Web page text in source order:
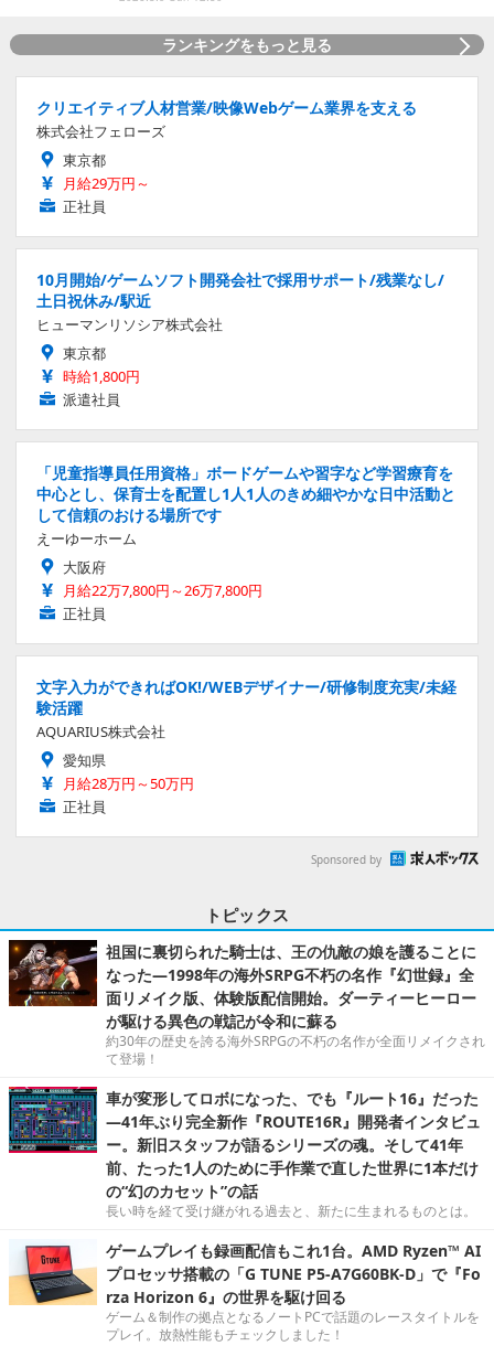
ランキングをもっと見る
クリエイティブ人材営業/映像Webゲーム業界を支える
株式会社フェローズ
東京都
月給29万円～
正社員
10月開始/ゲームソフト開発会社で採用サポート/残業なし/
土日祝休み/駅近
ヒューマンリソシア株式会社
東京都
時給1,800円
派遣社員
「児童指導員任用資格」ボードゲームや習字など学習療育を
中心とし、保育士を配置し1人1人のきめ細やかな日中活動と
して信頼のおける場所です
えーゆーホーム
大阪府
月給22万7,800円～26万7,800円
正社員
文字入力ができればOK!/WEBデザイナー/研修制度充実/未経
験活躍
AQUARIUS株式会社
愛知県
月給28万円～50万円
正社員
Sponsored by
トピックス
祖国に裏切られた騎士は、王の仇敵の娘を護ることに
なった―1998年の海外SRPG不朽の名作『幻世録』全
面リメイク版、体験版配信開始。ダーティーヒーロー
が駆ける異色の戦記が令和に蘇る
約30年の歴史を誇る海外SRPGの不朽の名作が全面リメイクされ
て登場！
車が変形してロボになった、でも『ルート16』だった
―41年ぶり完全新作『ROUTE16R』開発者インタビュ
ー。新旧スタッフが語るシリーズの魂。そして41年
前、たった1人のために手作業で直した世界に1本だけ
の“幻のカセット”の話
長い時を経て受け継がれる過去と、新たに生まれるものとは。
ゲームプレイも録画配信もこれ1台。AMD Ryzen™ AI
プロセッサ搭載の「G TUNE P5-A7G60BK-D」で『Fo
rza Horizon 6』の世界を駆け回る
ゲーム＆制作の拠点となるノートPCで話題のレースタイトルを
プレイ。放熱性能もチェックしました！